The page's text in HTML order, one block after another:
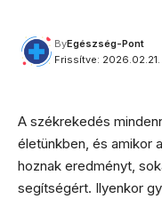
Frissítve: 2026.02.21.
ByEgészség-Pont
A székrekedés
életünkben, és amikor
hoznak eredményt,
segítségért. Ilyenkor